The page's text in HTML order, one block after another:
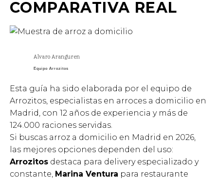
COMPARATIVA REAL
Alvaro Aranguren
Equipo Arrozitos
Esta guía ha sido elaborada por el equipo de
Arrozitos, especialistas en arroces a domicilio en
Madrid, con 12 años de experiencia y más de
124.000 raciones servidas.
Si buscas arroz a domicilio en Madrid en 2026,
las mejores opciones dependen del uso:
Arrozitos destaca para delivery especializado y
constante, Marina Ventura para restaurante